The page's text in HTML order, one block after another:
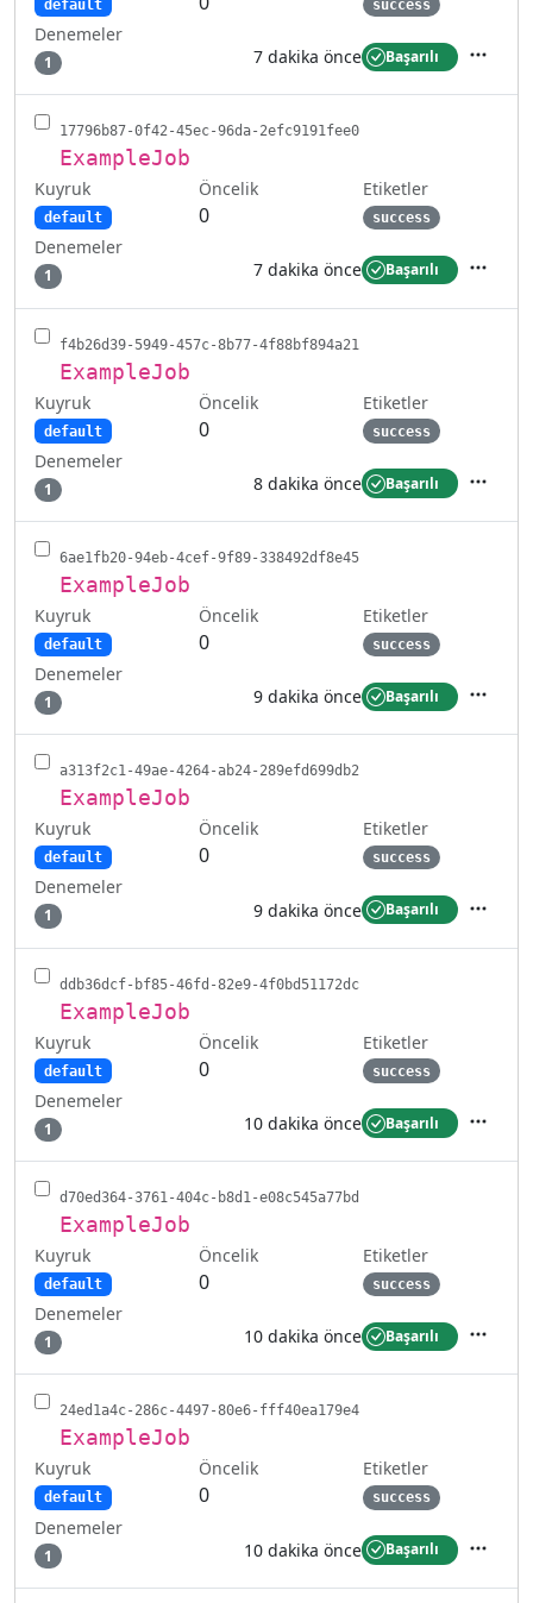
default success
Denemeler
1 7 dakika önce Başarılı
17796b87-0f42-45ec-96da-2efc9191fee0
ExampleJob
Kuyruk
default
Öncelik
0
Etiketler
success
Denemeler
1 7 dakika önce Başarılı
f4b26d39-5949-457c-8b77-4f88bf894a21
ExampleJob
Kuyruk
default
Öncelik
0
Etiketler
success
Denemeler
1 8 dakika önce Başarılı
6ae1fb20-94eb-4cef-9f89-338492df8e45
ExampleJob
Kuyruk
default
Öncelik
0
Etiketler
success
Denemeler
1 9 dakika önce Başarılı
a313f2c1-49ae-4264-ab24-289efd699db2
ExampleJob
Kuyruk
default
Öncelik
0
Etiketler
success
Denemeler
1 9 dakika önce Başarılı İşlemler
ddb36dcf-bf85-46fd-82e9-4f0bd51172dc
ExampleJob
Kuyruk
default
Öncelik
0
Etiketler
success
Denemeler
1 10 dakika önce Başarılı
d70ed364-3761-404c-b8d1-e08c545a77bd
ExampleJob
Kuyruk
default
Öncelik
0
Etiketler
success
Denemeler
1 10 dakika önce Başarılı
24ed1a4c-286c-4497-80e6-fff40ea179e4
ExampleJob
Kuyruk
default
Öncelik
0
Etiketler
success
Denemeler
1 10 dakika önce Başarılı